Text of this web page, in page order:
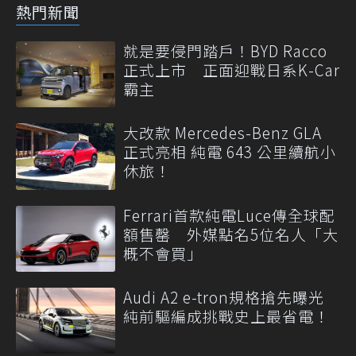
熱門新聞
就是要侵門踏戶！BYD Racco
正式上市 正面迎戰日系K-Car
霸主
大改款 Mercedes-Benz GLA
正式亮相 純電 643 公里續航小
休旅！
Ferrari首款純電Luce傳全球配
額售罄 外媒點名5位名人「大
概不會買」
Audi A2 e-tron規格搶先曝光
純前驅編成挑戰史上最省電！